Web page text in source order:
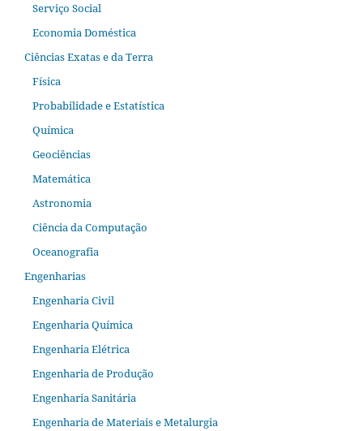
Serviço Social
Economia Doméstica
Ciências Exatas e da Terra
Física
Probabilidade e Estatística
Química
Geociências
Matemática
Astronomia
Ciência da Computação
Oceanografia
Engenharias
Engenharia Civil
Engenharia Química
Engenharia Elétrica
Engenharia de Produção
Engenharia Sanitária
Engenharia de Materiais e Metalurgia